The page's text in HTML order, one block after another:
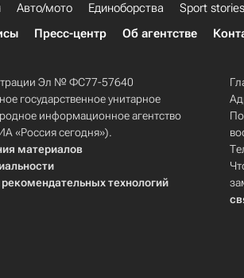
Авто/мото Единоборства Sport stories
Пресс-центр Об агентстве
Эл № ФС77-57640
государственное унитарное
информационное агентство
«Россия сегодня»).
материалов
технологий